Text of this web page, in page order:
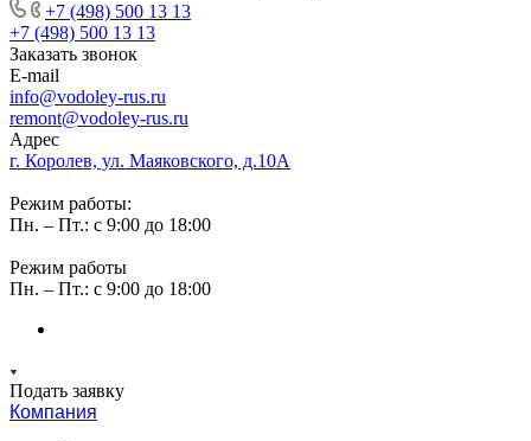
+7 (498) 500 13 13
+7 (498) 500 13 13
Заказать звонок
E-mail
info@vodoley-rus.ru
remont@vodoley-rus.ru
Адрес
г. Королев, ул. Маяковского, д.10А
Режим работы:
Пн. – Пт.: с 9:00 до 18:00
Режим работы
Пн. – Пт.: с 9:00 до 18:00
Подать заявку
Компания